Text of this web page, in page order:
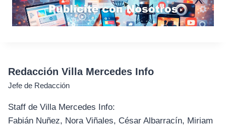
Redacción Villa Mercedes Info
Jefe de Redacción
Staff de Villa Mercedes Info:
Fabián Nuñez, Nora Viñales, César Albarracín, Miriam